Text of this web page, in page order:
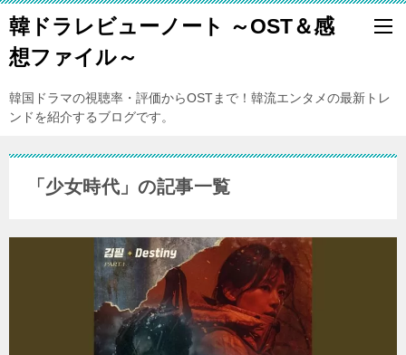
韓ドラレビューノート ～OST＆感
想ファイル～
韓国ドラマの視聴率・評価からOSTまで！韓流エンタメの最新トレ
ンドを紹介するブログです。
「少女時代」の記事一覧